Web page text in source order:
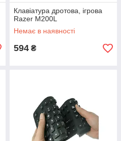
Клавіатура дротова, ігрова
Razer M200L
Немає в наявності
594 ₴